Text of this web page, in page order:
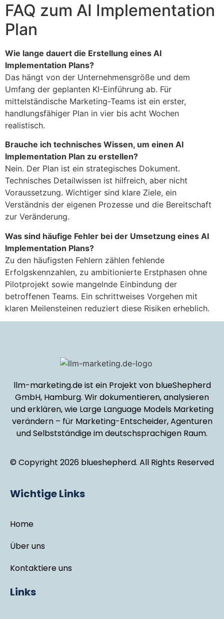
FAQ zum AI Implementation
Plan
Wie lange dauert die Erstellung eines AI
Implementation Plans?
Das hängt von der Unternehmensgröße und dem
Umfang der geplanten KI-Einführung ab. Für
mittelständische Marketing-Teams ist ein erster,
handlungsfähiger Plan in vier bis acht Wochen
realistisch.
Brauche ich technisches Wissen, um einen AI
Implementation Plan zu erstellen?
Nein. Der Plan ist ein strategisches Dokument.
Technisches Detailwissen ist hilfreich, aber nicht
Voraussetzung. Wichtiger sind klare Ziele, ein
Verständnis der eigenen Prozesse und die Bereitschaft
zur Veränderung.
Was sind häufige Fehler bei der Umsetzung eines AI
Implementation Plans?
Zu den häufigsten Fehlern zählen fehlende
Erfolgskennzahlen, zu ambitionierte Erstphasen ohne
Pilotprojekt sowie mangelnde Einbindung der
betroffenen Teams. Ein schrittweises Vorgehen mit
klaren Meilensteinen reduziert diese Risiken erheblich.
llm-marketing.de ist ein Projekt von blueShepherd
GmbH, Hamburg. Wir dokumentieren, analysieren
und erklären, wie Large Language Models Marketing
verändern – für Marketing-Entscheider, Agenturen
und Selbstständige im deutschsprachigen Raum.
© Copyright 2026 blueshepherd. All Rights Reserved
Wichtige Links
Home
Über uns
Kontaktiere uns
Links